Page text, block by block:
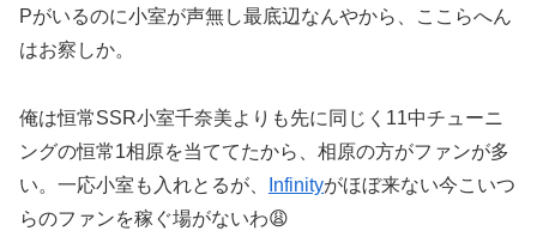
Pがいるのに小室が声無し最底辺なんやから、ここらへん
はお察しか。
俺は恒常SSR小室千奈美よりも先に同じく11中チューニ
ングの恒常1相原を当ててたから、相原の方がファンが多
い。一応小室も入れとるが、
Infinityがほぼ来ない今こいつ
らのファンを稼ぐ場がないわ😩